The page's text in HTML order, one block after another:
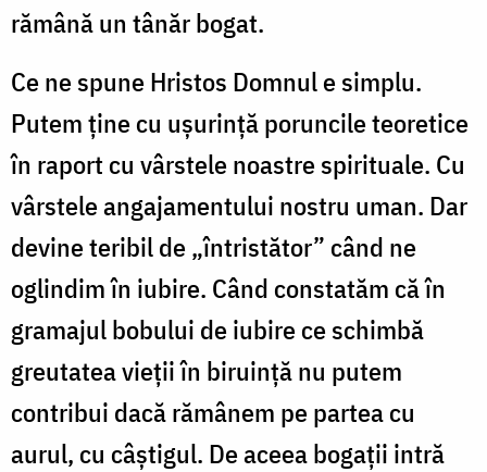
rămână un tânăr bogat.
Ce ne spune Hristos Domnul e simplu.
Putem ține cu ușurință poruncile teoretice
în raport cu vârstele noastre spirituale. Cu
vârstele angajamentului nostru uman. Dar
devine teribil de „întristător” când ne
oglindim în iubire. Când constatăm că în
gramajul bobului de iubire ce schimbă
greutatea vieții în biruință nu putem
contribui dacă rămânem pe partea cu
aurul, cu câștigul. De aceea bogații intră